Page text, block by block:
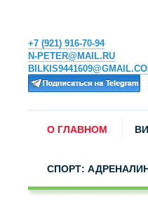
+7 (921) 916-70-94
N-PETER@MAIL.RU
О ГЛАВНОМ
СПОРТ: